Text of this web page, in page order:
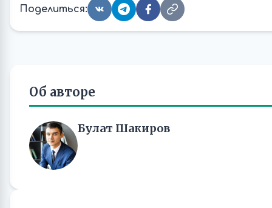
Поделиться:
Об авторе
Булат Шакиров